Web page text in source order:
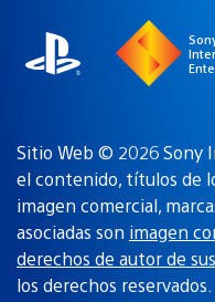
Sitio Web © 2026 Sony
el contenido, títulos de
imagen comercial,
asociadas son imagen
derechos de autor de
los derechos reservados.